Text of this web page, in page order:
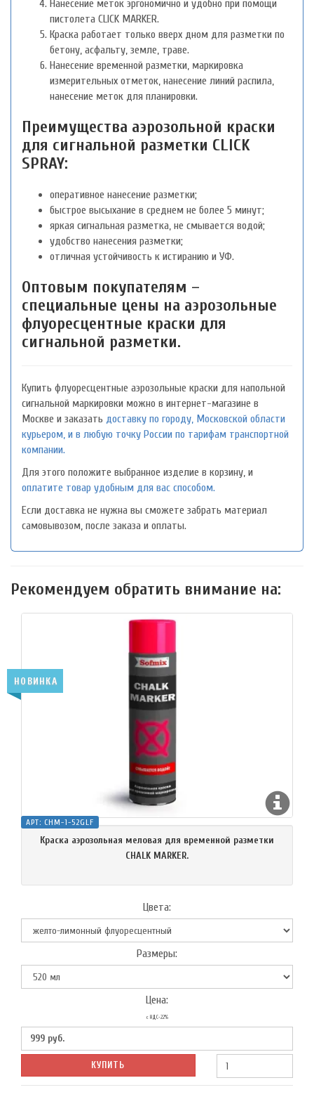
Нанесение меток эргономично и удобно при помощи
пистолета CLICK MARKER.
Краска работает только вверх дном для разметки по
бетону, асфальту, земле, траве.
Нанесение временной разметки, маркировка
измерительных отметок, нанесение линий распила,
нанесение меток для планировки.
Преимущества аэрозольной краски
для сигнальной разметки CLICK
SPRAY:
оперативное нанесение разметки;
быстрое высыхание в среднем не более 5 минут;
яркая сигнальная разметка, не смывается водой;
удобство нанесения разметки;
отличная устойчивость к истиранию и УФ.
Оптовым покупателям –
специальные цены на аэрозольные
флуоресцентные краски для
сигнальной разметки.
Купить флуоресцентные аэрозольные краски для напольной
сигнальной маркировки можно в интернет-магазине в
Москве и заказать доставку по городу, Московской области
курьером, и в любую точку России по тарифам транспортной
компании.
Для этого положите выбранное изделие в корзину, и
оплатите товар удобным для вас способом.
Если доставка не нужна вы сможете забрать материал
самовывозом, после заказа и оплаты.
Рекомендуем обратить внимание на:
АРТ: CHM-1-52GLF
Краска аэрозольная меловая для временной разметки
CHALK MARKER.
Цвета:
Размеры:
Цена:
с НДС-22%
999 руб.
КУПИТЬ
НОВИНКА